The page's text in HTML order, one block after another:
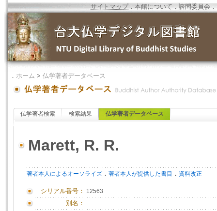
サイトマップ．本館について ．諮問委員会 ．
． ホーム > 仏学著者データベース
仏学著者検索 検索結果 仏学著者データベース
Marett, R. R.
著者本人によるオーソライズ ． 著者本人が提供した書目 ． 資料改正
シリアル番号： 12563
別名：